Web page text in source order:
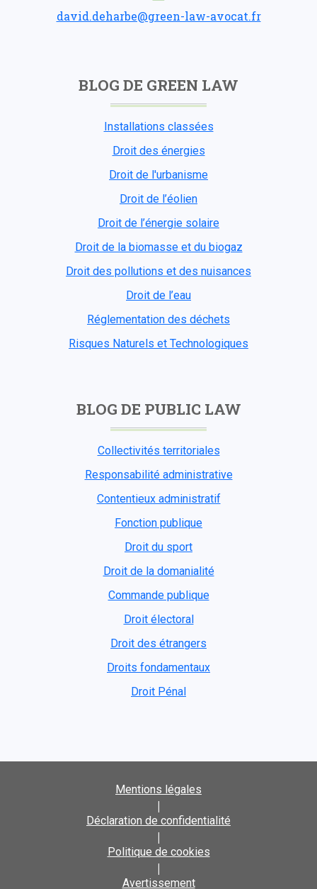
david.deharbe@green-law-avocat.fr
BLOG DE GREEN LAW
Installations classées
Droit des énergies
Droit de l'urbanisme
Droit de l’éolien
Droit de l’énergie solaire
Droit de la biomasse et du biogaz
Droit des pollutions et des nuisances
Droit de l’eau
Réglementation des déchets
Risques Naturels et Technologiques
BLOG DE PUBLIC LAW
Collectivités territoriales
Responsabilité administrative
Contentieux administratif
Fonction publique
Droit du sport
Droit de la domanialité
Commande publique
Droit électoral
Droit des étrangers
Droits fondamentaux
Droit Pénal
Mentions légales
|
Déclaration de confidentialité
|
Politique de cookies
|
Avertissement